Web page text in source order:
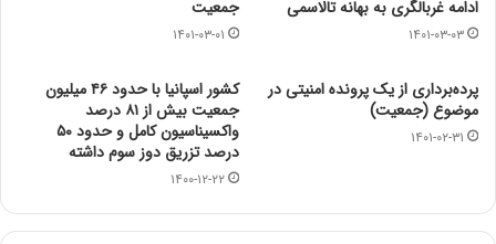
ادامه غربالگری به بهانه تالاسمی
۱۴۰۱-۰۳-۰۳
جمعیت
۱۴۰۱-۰۳-۰۱
پرده‌برداری از یک پرونده امنیتی در
موضوع (جمعیت)
۱۴۰۱-۰۲-۳۱
کشور اسپانیا با حدود ۴۶ میلیون
جمعیت بیش از ۸۱ درصد
واکسیناسیون کامل و حدود ۵۰
درصد تزریق دوز سوم داشته
۱۴۰۰-۱۲-۲۲